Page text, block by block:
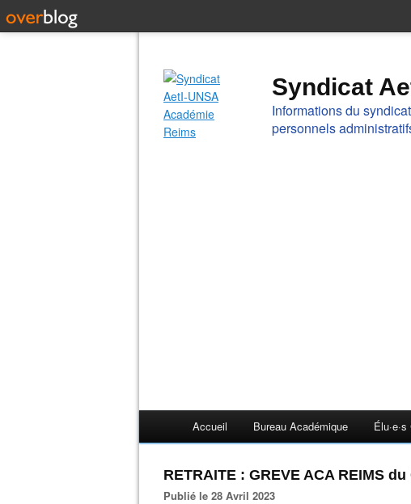
Syndicat
Informations du
personnels
Accueil Bureau Académique
RETRAITE : GREVE ACA REIMS du
Publié le 28 Avril 2023